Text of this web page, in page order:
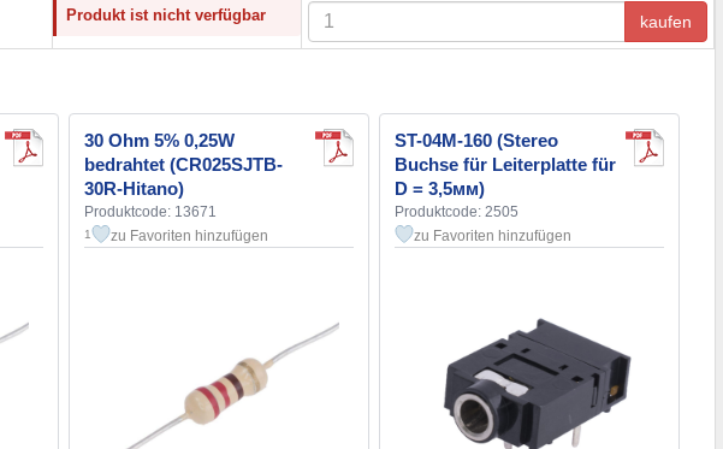
Produkt ist nicht verfügbar kaufen
30 Ohm 5% 0,25W
bedrahtet (CR025SJTB-
30R-Hitano)
Produktcode: 13671
1 zu Favoriten hinzufügen
ST-04M-160 (Stereo
Buchse für Leiterplatte für
D = 3,5мм)
Produktcode: 2505
zu Favoriten hinzufügen